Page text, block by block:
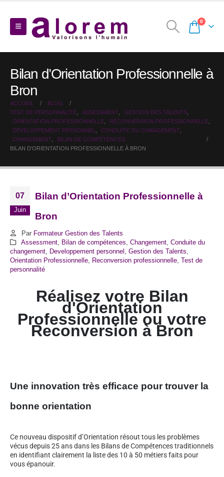
0
Bilan d’Orientation Professionnelle à
Bron
ACCUEIL
BLOG
TEST DE PERSONNALITÉ
ASSESSMENT GESTION DES TALENTS
ORIENTATION PROFESSIONNELLE
RECONVERSION PROFESSIONNELLE
DEVELOPPEMENT PERSONNEL
CONDUITE DU CHANGEMENT
CHANGEMENT
BILAN DE COMPÉTENCES
BILAN D’ORIENTATION PROFESSIONNELLE À BRON
07
Juin
Bilan d’Orientation Professionnelle à
Bron
Par Formateur Gestion des Talents
Assessment, Bilan de compétences Changement, Conduite du
changement
Developpement personnel Gestion des Talents
Orientation Professionnelle
Reconversion professionnelle Test de
personnalité
Réalisez votre Bilan
d'Orientation
Professionnelle ou votre
Reconversion àBron
Une innovation très efficace pour trouver la
bonne orientation
Ce nouveau dispositif d’Orientation résout tous les problèmes
vécus depuis 25 ans dans les Bilans de Compétences traditionnels
en identifiant clairement la liste des 10 à 50 métiers faits pour
vous épanouir.